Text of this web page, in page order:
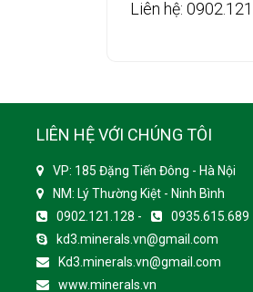
Liên hệ:
LIÊN HỆ VỚI CHÚNG TÔI
VP: 185 Đặng Tiến Đông - Hà Nội
NM: Lý Thường Kiệt - Ninh Bình
0902.121.128 -
0935.615.689
kd3.minerals.vn@gmail.com
Kd3.minerals.vn@gmail.com
www.minerals.vn